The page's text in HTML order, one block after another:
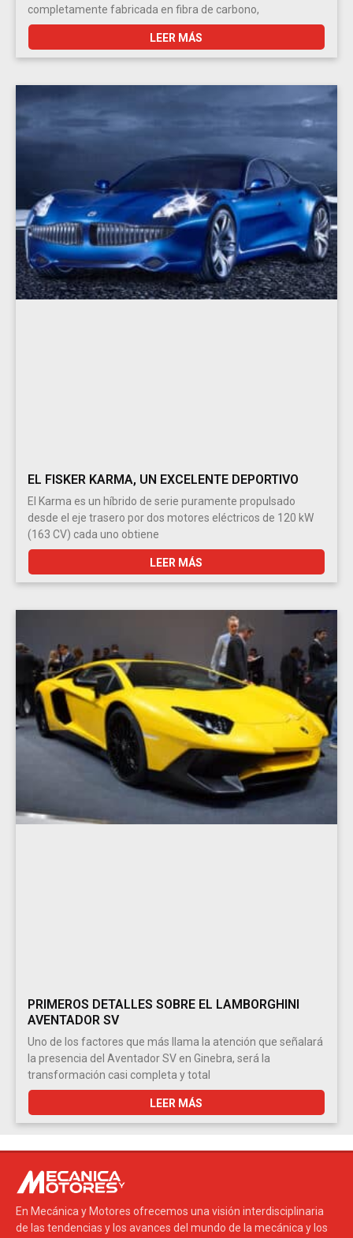
completamente fabricada en fibra de carbono,
LEER MÁS
EL FISKER KARMA, UN EXCELENTE DEPORTIVO
El Karma es un híbrido de serie puramente propulsado
desde el eje trasero por dos motores eléctricos de 120 kW
(163 CV) cada uno obtiene
LEER MÁS
PRIMEROS DETALLES SOBRE EL LAMBORGHINI
AVENTADOR SV
Uno de los factores que más llama la atención que señalará
la presencia del Aventador SV en Ginebra, será la
transformación casi completa y total
LEER MÁS
En Mecánica y Motores ofrecemos una visión interdisciplinaria
de las tendencias y los avances del mundo de la mecánica y los